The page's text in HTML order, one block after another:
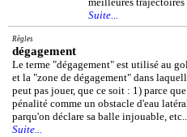
Suite...
Règles
dégagement
Le terme "dégagement" est utilisé au
et la "zone de dégagement" dans
peut pas jouer, que ce soit : 1) parce
pénalité comme un obstacle d'eau
parqu'on déclare sa balle injouable,
Suite...